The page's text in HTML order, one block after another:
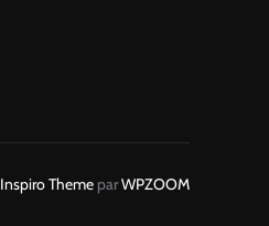
Inspiro Theme parWPZOOM